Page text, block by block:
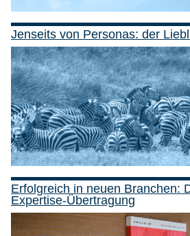
Jenseits von Personas: der
Erfolgreich in neuen Branchen:
Expertise-Übertragung